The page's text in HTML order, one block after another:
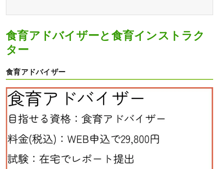
食育アドバイザーと食育インストラク
ター
食育アドバイザー